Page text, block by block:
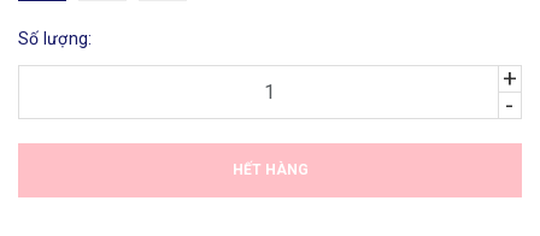
Số lượng:
+
-
HẾT HÀNG